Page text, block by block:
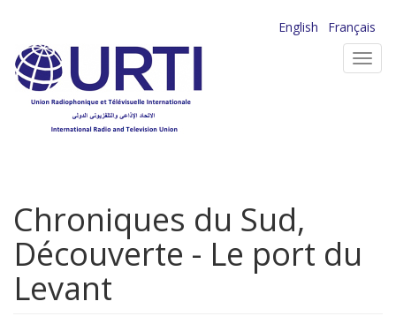
contenu
principal
English
Français
Chroniques du Sud,
Découverte - Le port du
Levant